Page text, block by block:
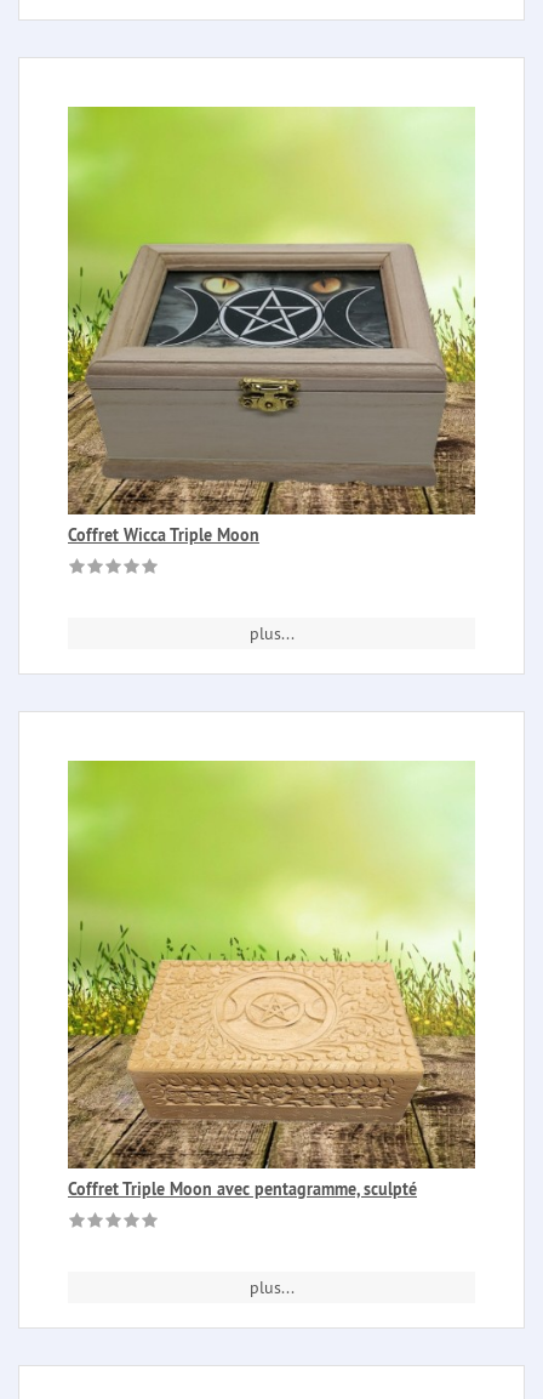
Coffret Wicca Triple Moon
plus...
Coffret Triple Moon avec pentagramme, sculpté
plus...